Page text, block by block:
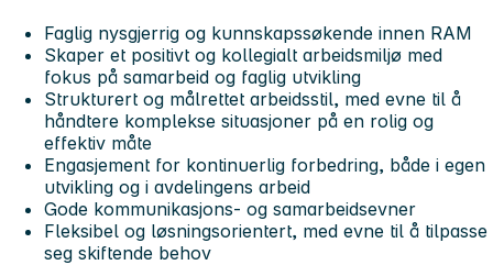
Faglig nysgjerrig og kunnskapssøkende innen RAM
Skaper et positivt og kollegialt arbeidsmiljø med
fokus på samarbeid og faglig utvikling
Strukturert og målrettet arbeidsstil, med evne til å
håndtere komplekse situasjoner på en rolig og
effektiv måte
Engasjement for kontinuerlig forbedring, både i egen
utvikling og i avdelingens arbeid
Gode kommunikasjons- og samarbeidsevner
Fleksibel og løsningsorientert, med evne til å tilpasse
seg skiftende behov